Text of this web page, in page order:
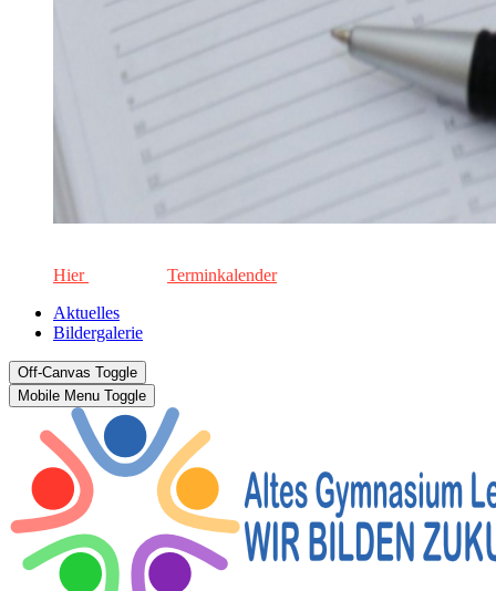
Hier
Terminkalender
Aktuelles
Bildergalerie
Off-Canvas Toggle
Mobile Menu Toggle